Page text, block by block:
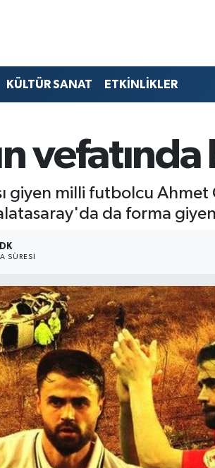
KÜLTÜR SANAT ETKİNLİKLER
giyen milli futbolcu Ahmet
da forma
SÜRESI